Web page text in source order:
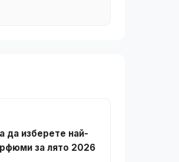
да изберете най-
за лято 2026